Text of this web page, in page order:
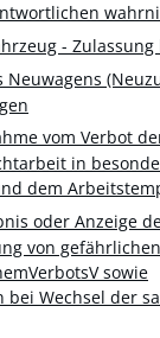
- Zulassung
vom Verbot
in
dem
oder Anzeige
von
sowie
bei Wechsel der